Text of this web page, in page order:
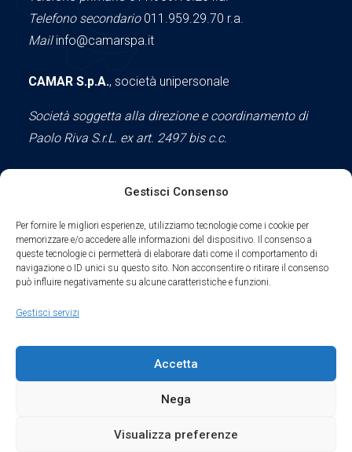
Gestisci Consenso
Per fornire le migliori esperienze, utilizziamo tecnologie come i cookie per
memorizzare e/o accedere alle informazioni del dispositivo. Il consenso a
queste tecnologie ci permetterà di elaborare dati come il comportamento di
navigazione o ID unici su questo sito. Non acconsentire o ritirare il consenso
può influire negativamente su alcune caratteristiche e funzioni.
Gestisci servizi
Accetta
Nega
Visualizza preferenze
Telefono secondario011.959.29.70 r.a.
Mailinfo@camarspa.it
CAMAR S.p.A., società unipersonale
Società soggetta alla direzione e coordinamento di
Paolo Riva S.r.L. ex art. 2497 bis c.c.
Cookie Policy